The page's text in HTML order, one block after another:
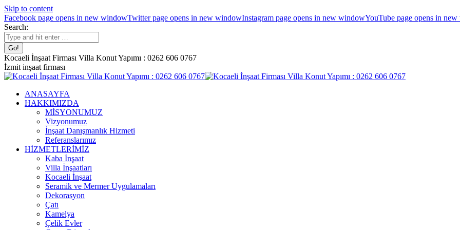
Skip to content
Facebook page opens in new windowTwitter page opens in new windowInstagram page opens in new windowYouTube page opens in
Search:
Kocaeli İnşaat Firması Villa Konut Yapımı : 0262 606 0767
İzmit inşaat firması
ANASAYFA
HAKKIMIZDA
MİSYONUMUZ
Vizyonumuz
İnşaat Danışmanlık Hizmeti
Referanslarımız
HİZMETLERİMİZ
Kaba İnşaat
Villa İnşaatları
Kocaeli İnşaat
Seramik ve Mermer Uygulamaları
Dekorasyon
Çatı
Kamelya
Çelik Evler